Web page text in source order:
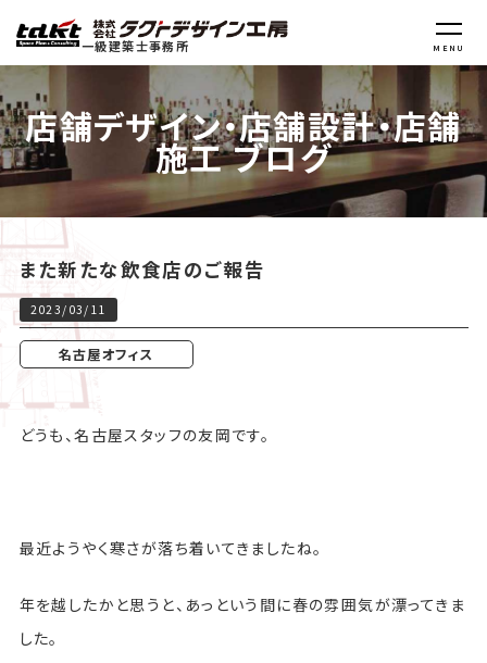
一級建築士事務所 MENU
店舗デザイン・店舗設計・店舗
施工 ブログ
また新たな飲食店のご報告
2023/03/11
名古屋オフィス
どうも、名古屋スタッフの友岡です。
最近ようやく寒さが落ち着いてきましたね。
年を越したかと思うと、あっという間に春の雰囲気が漂ってきま
した。